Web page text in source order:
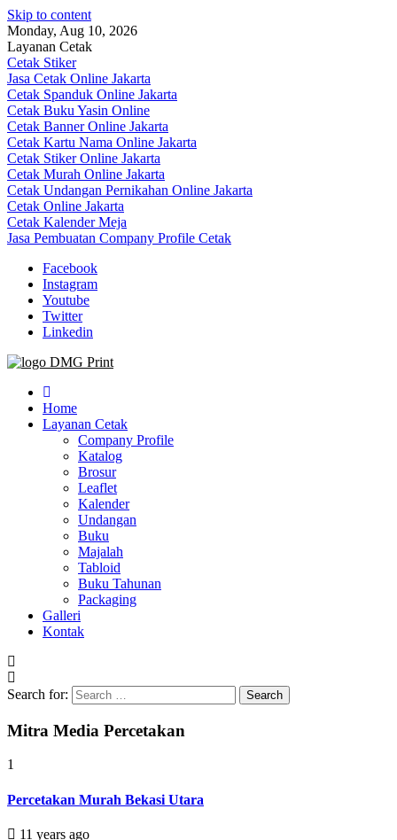
Skip to content
Monday, Aug 10, 2026
Layanan Cetak
Cetak Stiker
Jasa Cetak Online Jakarta
Cetak Spanduk Online Jakarta
Cetak Buku Yasin Online
Cetak Banner Online Jakarta
Cetak Kartu Nama Online Jakarta
Cetak Stiker Online Jakarta
Cetak Murah Online Jakarta
Cetak Undangan Pernikahan Online Jakarta
Cetak Online Jakarta
Cetak Kalender Meja
Jasa Pembuatan Company Profile Cetak
Facebook
Instagram
Youtube
Twitter
Linkedin
Jasa Cetak Online DMG Printing
Home
Layanan Cetak
Company Profile
Katalog
Brosur
Leaflet
Kalender
Undangan
Buku
Majalah
Tabloid
Buku Tahunan
Packaging
Galleri
Kontak
Search for:
Mitra Media Percetakan
1
Percetakan Murah Bekasi Utara
11 years ago